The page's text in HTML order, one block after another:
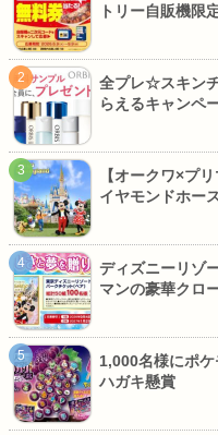
トリー自販機限
全プレ☆スキン
らえるキャンペ
【オークワ×プ
イヤモンドホー
ディズニーリゾ
マンの豪華クロ
1,000名様にポ
ハガキ懸賞